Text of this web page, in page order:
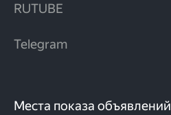
RUTUBE
Telegram
Места показа объявлений